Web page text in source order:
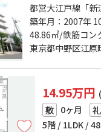
都営大江戸線「新
分 西武池袋線「江古田」駅 徒歩14
分 西武有楽町線「新桜台」駅 徒歩
19分
築年月：2007年
48.86㎡/鉄筋コン
東京都中野区江原
14.95万円
敷 0ヶ月 礼
5階 / 1LDK /